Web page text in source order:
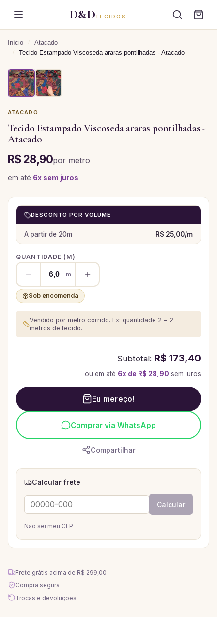
D&DTECIDOS
Início / Atacado
/ Tecido Estampado Viscoseda araras pontilhadas - Atacado
ATACADO
Tecido Estampado Viscoseda araras pontilhadas -
Atacado
R$ 28,90por metro
em até 6x sem juros
DESCONTO POR VOLUME
A partir de 20m R$ 25,00/m
QUANTIDADE ( M)
m
Sob encomenda
Vendido por metro corrido. Ex: quantidade 2 = 2
metros de tecido.
Subtotal: R$ 173,40
ou em até 6x de R$ 28,90 sem juros
Eu mereço!
Comprar via WhatsApp
Compartilhar
Calcular frete
Calcular
Não sei meu CEP
Frete grátis acima de R$ 299,00
Compra segura
Trocas e devoluções